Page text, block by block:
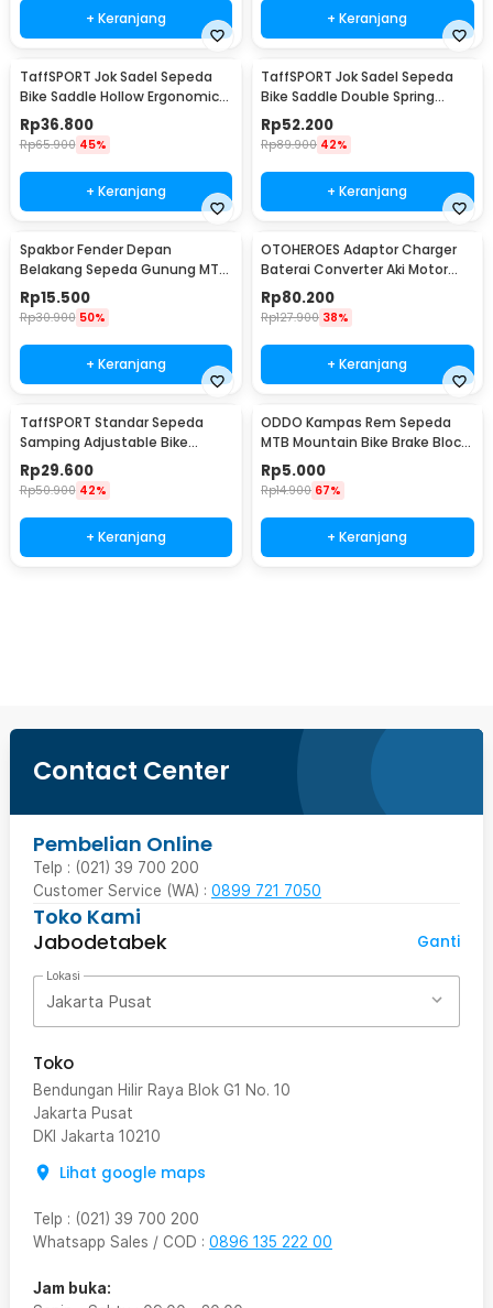
+ Keranjang + Keranjang
TaffSPORT Jok Sadel Sepeda
Bike Saddle Hollow Ergonomic
Breathable - YF-1034
Rp36.800
Rp65.900 45%
+ Keranjang
TaffSPORT Jok Sadel Sepeda
Bike Saddle Double Spring
Shock Absorber - ZF15
Rp52.200
Rp89.900 42%
+ Keranjang
Spakbor Fender Depan
Belakang Sepeda Gunung MTB
- HF0034300
Rp15.500
Rp30.900 50%
+ Keranjang
OTOHEROES Adaptor Charger
Baterai Converter Aki Motor
Skuter 48V 20Ah - YF2021-12
Rp80.200
Rp127.900 38%
+ Keranjang
TaffSPORT Standar Sepeda
Samping Adjustable Bike
Kickstand 34-39cm - Z50
Rp29.600
Rp50.900 42%
+ Keranjang
ODDO Kampas Rem Sepeda
MTB Mountain Bike Brake Block
70mm 2 PCS - B39
Rp5.000
Rp14.900 67%
+ Keranjang
Contact Center
Pembelian Online
Telp : (021) 39 700 200
Customer Service (WA) : 0899 721 7050
Toko Kami
Jabodetabek
Ganti
Lokasi
Jakarta Pusat
Toko
Bendungan Hilir Raya Blok G1 No. 10
Jakarta Pusat
DKI Jakarta 10210
Lihat google maps
Telp : (021) 39 700 200
Whatsapp Sales / COD : 0896 135 222 00
Jam buka: